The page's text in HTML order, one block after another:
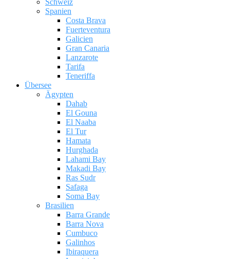
Schweiz
Spanien
Costa Brava
Fuerteventura
Galicien
Gran Canaria
Lanzarote
Tarifa
Teneriffa
Übersee
Ägypten
Dahab
El Gouna
El Naaba
El Tur
Hamata
Hurghada
Lahami Bay
Makadi Bay
Ras Sudr
Safaga
Soma Bay
Brasilien
Barra Grande
Barra Nova
Cumbuco
Galinhos
Ibiraquera